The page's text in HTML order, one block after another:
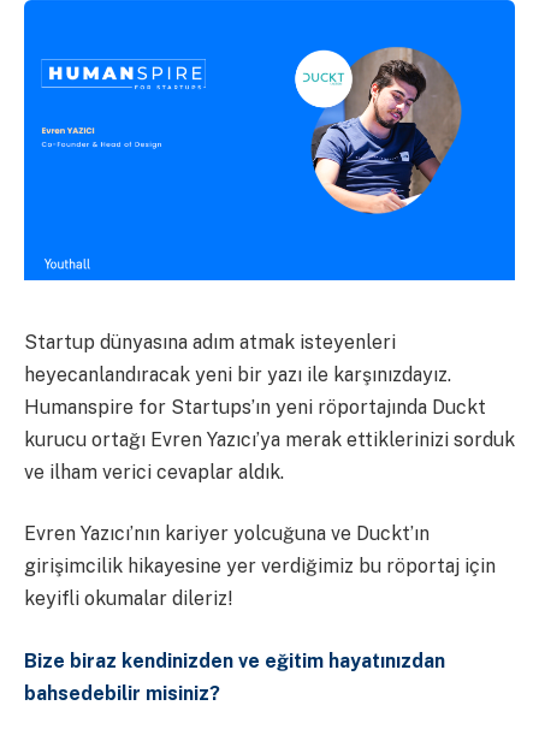
Startup dünyasına adım atmak isteyenleri
heyecanlandıracak yeni bir yazı ile karşınızdayız.
Humanspire for Startups’ın yeni röportajında Duckt
kurucu ortağı Evren Yazıcı’ya merak ettiklerinizi sorduk
ve ilham verici cevaplar aldık.
Evren Yazıcı’nın kariyer yolcuğuna ve Duckt’ın
girişimcilik hikayesine yer verdiğimiz bu röportaj için
keyifli okumalar dileriz!
Bize biraz kendinizden ve eğitim hayatınızdan
bahsedebilir misiniz?